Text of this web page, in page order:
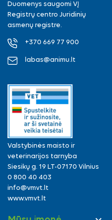
Duomenys saugomi VĮ
Registrų centro Juridinių
asmenų registre.
+370 669 77 900
labas@animu.lt
Valstybinės maisto ir
veterinarijos tarnyba
Siesikų g. 19 LT-07170 Vilnius
0 800 40 403
info@vmvt.lt
www.vmvt.lt